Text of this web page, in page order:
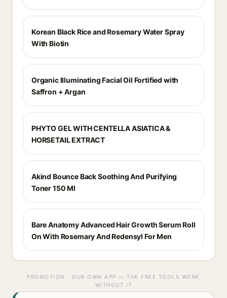
Korean Black Rice and Rosemary Water Spray
With Biotin
Organic Illuminating Facial Oil Fortified with
Saffron + Argan
PHYTO GEL WITH CENTELLA ASIATICA &
HORSETAIL EXTRACT
Akind Bounce Back Soothing And Purifying
Toner 150 Ml
Bare Anatomy Advanced Hair Growth Serum Roll
On With Rosemary And Redensyl For Men
PROMOTION · OUR OWN APP — THE FREE TOOLS WORK
WITHOUT IT